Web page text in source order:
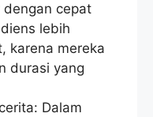
cepat
lebih
karena mereka
durasi yang
Dalam